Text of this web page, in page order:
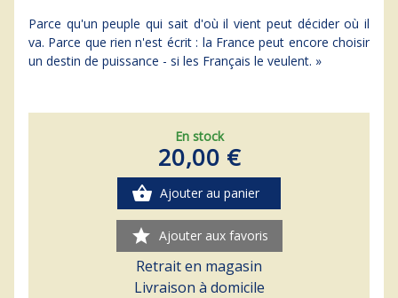
Parce qu'un peuple qui sait d'où il vient peut décider où il
va. Parce que rien n'est écrit : la France peut encore choisir
un destin de puissance - si les Français le veulent. »
En stock
20,00 €
shopping_basket Ajouter au panier
star Ajouter aux favoris
Retrait en magasin
Livraison à domicile